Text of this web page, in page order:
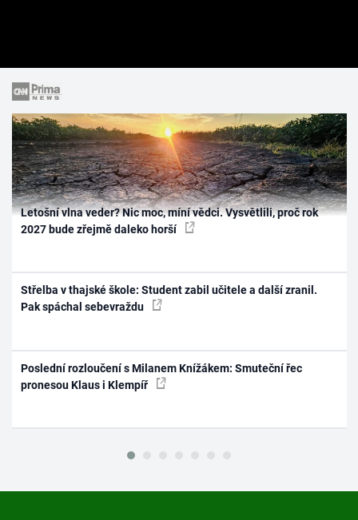
Letošní vlna veder? Nic moc, míní vědci. Vysvětlili, proč rok
2027 bude zřejmě daleko horší
Střelba v thajské škole: Student zabil učitele a další zranil.
Pak spáchal sebevraždu
Poslední rozloučení s Milanem Knížákem: Smuteční řec
pronesou Klaus i Klempíř